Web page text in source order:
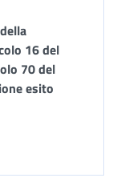
16 del
70 del
esito